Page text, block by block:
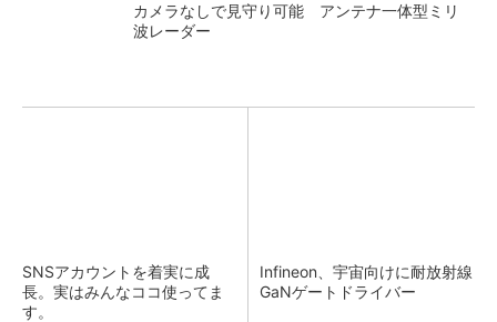
カメラなしで見守り可能 アンテナ一体型ミリ
波レーダー
SNSアカウントを着実に成
長。実はみんなココ使ってま
す。
Infineon、宇宙向けに耐放射線
GaNゲートドライバー